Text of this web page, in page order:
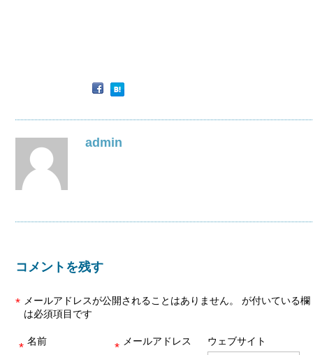
admin
コメントを残す
メールアドレスが公開されることはありません。
*
が付いている欄
は必須項目です
名前
* メールアドレス
* ウェブサイト